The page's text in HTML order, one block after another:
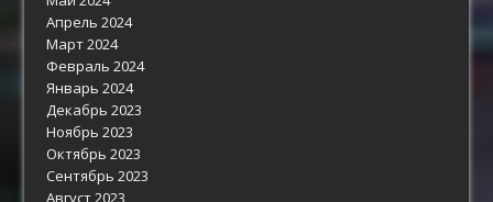
Апрель 2024
Март 2024
Февраль 2024
Январь 2024
Декабрь 2023
Ноябрь 2023
Октябрь 2023
Сентябрь 2023
Август 2023